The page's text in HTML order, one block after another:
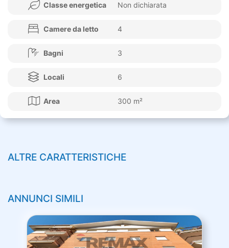
Classe energetica Non dichiarata
Camere da letto 4
Bagni 3
Locali 6
Area 300 m²
ALTRE CARATTERISTICHE
ANNUNCI SIMILI